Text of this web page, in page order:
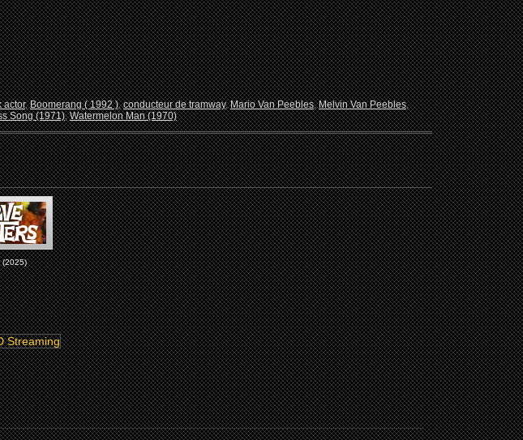
actor,Boomerang ( 1992 ),conducteur de tramway,Mario Van Peebles,Melvin Van Peebles,
Song (1971),Watermelon Man (1970)
(2025)